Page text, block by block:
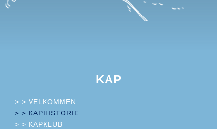
KAP
> > VELKOMMEN
> > KAPHISTORIE
> > KAPKLUB